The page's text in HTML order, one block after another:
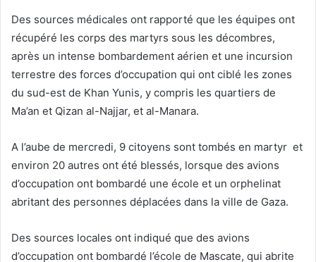
Des sources médicales ont rapporté que les équipes ont
récupéré les corps des martyrs sous les décombres,
après un intense bombardement aérien et une incursion
terrestre des forces d’occupation qui ont ciblé les zones
du sud-est de Khan Yunis, y compris les quartiers de
Ma’an et Qizan al-Najjar, et al-Manara.
A l’aube de mercredi, 9 citoyens sont tombés en martyr et
environ 20 autres ont été blessés, lorsque des avions
d’occupation ont bombardé une école et un orphelinat
abritant des personnes déplacées dans la ville de Gaza.
Des sources locales ont indiqué que des avions
d’occupation ont bombardé l’école de Mascate, qui abrite